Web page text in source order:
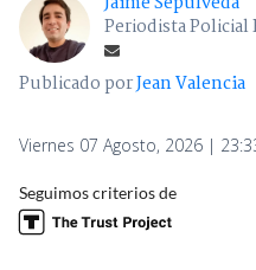
Periodista Policial
Publicado porJean Valencia
Viernes 07 Agosto, 2026 |
Seguimos criterios de